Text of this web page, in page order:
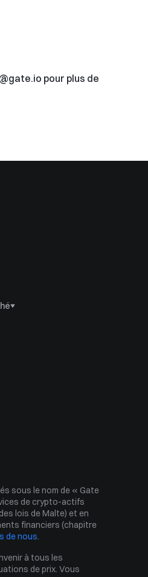
pour plus de
sous le nom de « Gate
de crypto-actifs
lois de Malte) et en
financiers (chapitre
de nous.
à tous les
de prix. Vous